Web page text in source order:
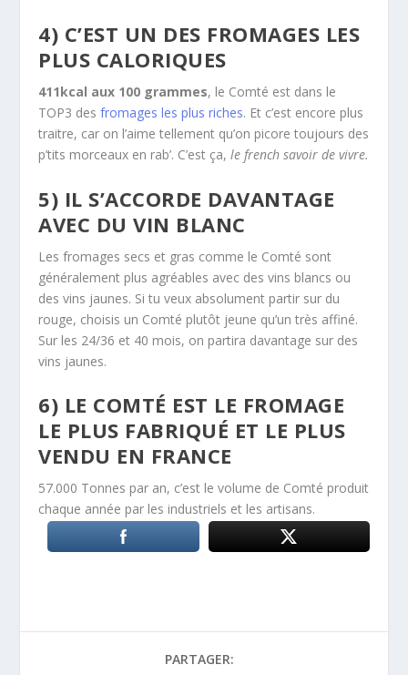
4) C’EST UN DES FROMAGES LES
PLUS CALORIQUES
411kcal aux 100 grammes, le Comté est dans le
TOP3 desfromages les plus riches. Et c’est encore plus
traitre, car on l’aime tellement qu’on picore toujours des
p’tits morceaux en rab’. C’est ça,le french savoir de vivre.
5) IL S’ACCORDE DAVANTAGE
AVEC DU VIN BLANC
Les fromages secs et gras comme le Comté sont
généralement plus agréables avec des vins blancs ou
des vins jaunes. Si tu veux absolument partir sur du
rouge, choisis un Comté plutôt jeune qu’un très affiné.
Sur les 24/36 et 40 mois, on partira davantage sur des
vins jaunes.
6) LE COMTÉ EST LE FROMAGE
LE PLUS FABRIQUÉ ET LE PLUS
VENDU EN FRANCE
57.000 Tonnes par an, c’est le volume de Comté produit
chaque année par les industriels et les artisans.
PARTAGER: